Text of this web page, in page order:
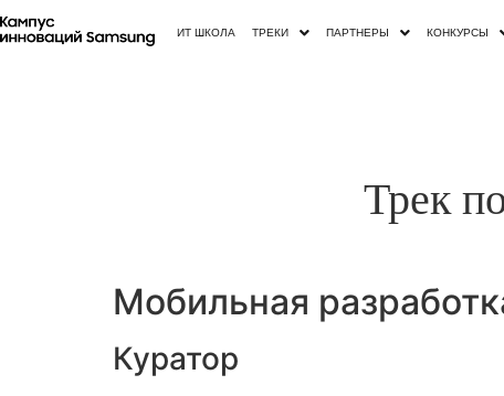
ИТ ШКОЛА ТРЕКИ ПАРТНЕРЫ КОНКУРСЫ
Трек
Мобильная
Куратор